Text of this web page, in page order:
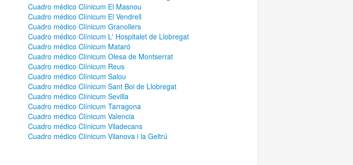
Cuadro médico Clínicum El Masnou
Cuadro médico Clínicum El Vendrell
Cuadro médico Clínicum Granollers
Cuadro médico Clínicum L' Hospitalet de Llobregat
Cuadro médico Clínicum Mataró
Cuadro médico Clínicum Olesa de Montserrat
Cuadro médico Clínicum Reus
Cuadro médico Clínicum Salou
Cuadro médico Clínicum Sant Boi de Llobregat
Cuadro médico Clínicum Sevilla
Cuadro médico Clínicum Tarragona
Cuadro médico Clínicum Valencia
Cuadro médico Clínicum Viladecans
Cuadro médico Clínicum Vilanova i la Geltrú